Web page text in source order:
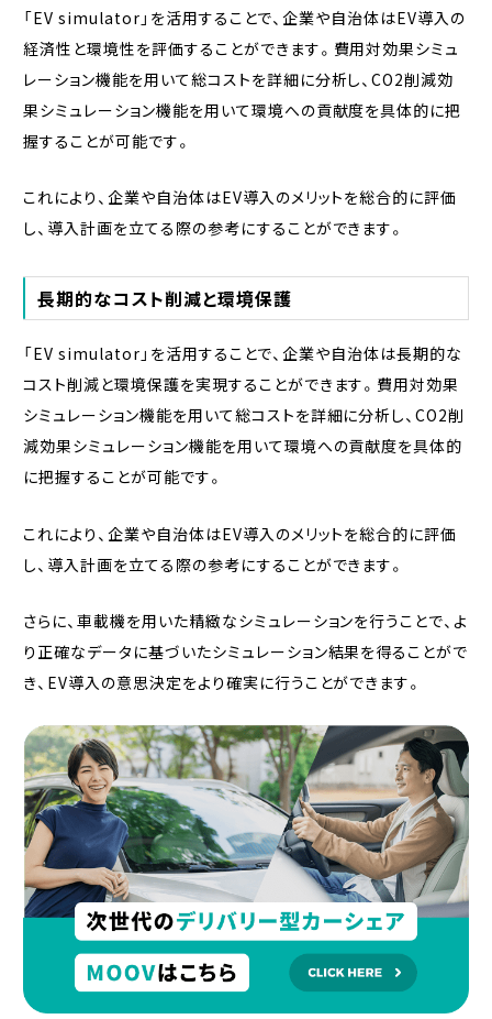
「EV simulator」を活用することで、企業や自治体はEV導入の
経済性と環境性を評価することができます。費用対効果シミュ
レーション機能を用いて総コストを詳細に分析し、CO2削減効
果シミュレーション機能を用いて環境への貢献度を具体的に把
握することが可能です。
これにより、企業や自治体はEV導入のメリットを総合的に評価
し、導入計画を立てる際の参考にすることができます。
長期的なコスト削減と環境保護
「EV simulator」を活用することで、企業や自治体は長期的な
コスト削減と環境保護を実現することができます。費用対効果
シミュレーション機能を用いて総コストを詳細に分析し、CO2削
減効果シミュレーション機能を用いて環境への貢献度を具体的
に把握することが可能です。
これにより、企業や自治体はEV導入のメリットを総合的に評価
し、導入計画を立てる際の参考にすることができます。
さらに、車載機を用いた精緻なシミュレーションを行うことで、よ
り正確なデータに基づいたシミュレーション結果を得ることがで
き、EV導入の意思決定をより確実に行うことができます。